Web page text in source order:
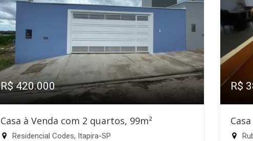
R$ 420.000
Casa à Venda com 2 quartos, 99m²
Residencial Codes, Itapira-SP
R$